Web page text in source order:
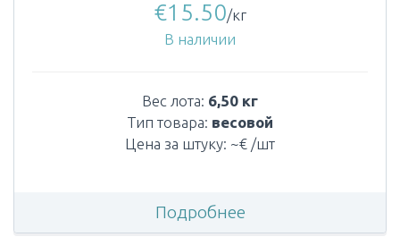
€15.50/кг
В наличии
Вес лота: 6,50 кг
Тип товара: весовой
Цена за штуку: ~€ /шт
Подробнее